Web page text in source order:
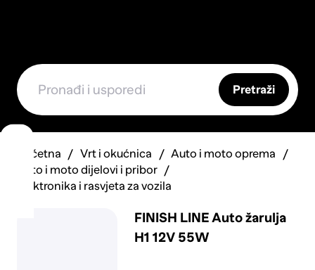
Pretraži
Početna Vrt i okućnica
Auto i moto oprema
Auto i moto dijelovi i pribor
Elektronika i rasvjeta za vozila
FINISH LINE Auto žarulja
H1 12V 55W